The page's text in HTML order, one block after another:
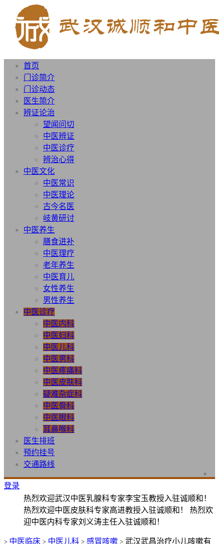
首页
门诊简介
门诊动态
医生简介
辨证论治
望闻问切
中医辨证
中医诊疗
辨治心得
中医文化
中医常识
中医理论
古今名医
岐黄研讨
中医养生
膳食进补
中医理疗
老年养生
中医育儿
女性养生
男性养生
中医诊疗
中医内科
中医妇科
中医儿科
中医男科
中医疼痛科
中医皮肤科
疑难杂症科
中医骨科
中医眼科
耳鼻喉科
医生排班
预约挂号
交通路线
登录
热烈欢迎武汉中医乳腺科专家李宝玉教授入驻诚顺和！
热烈欢迎中医皮肤科专家高进教授入驻诚顺和！ 热烈欢
迎中医内科专家刘义涛主任入驻诚顺和！
> 中医临床 > 中医儿科 > 感冒咳嗽 > 武汉武昌治疗小儿咳嗽有